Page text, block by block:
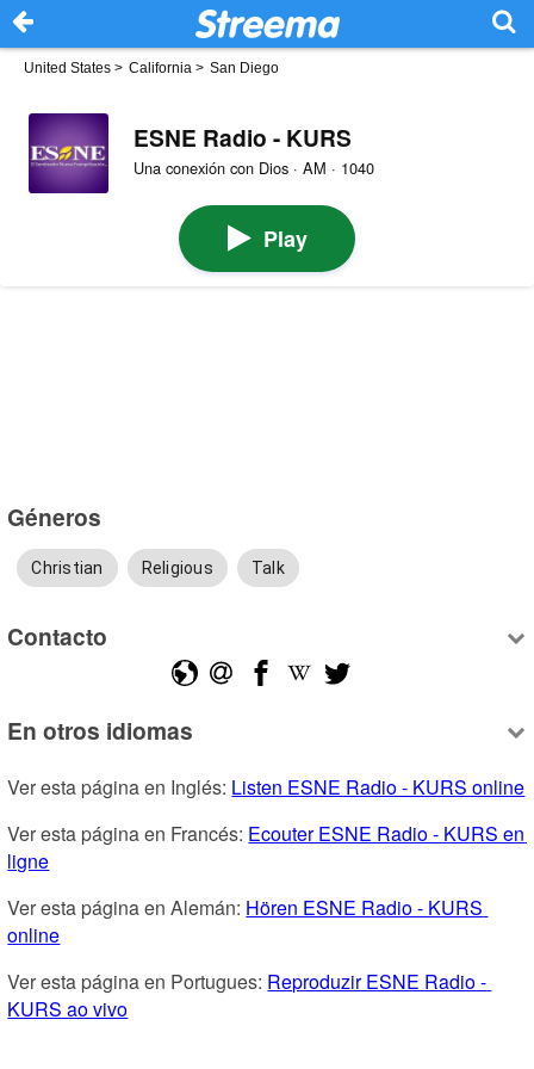
United States > California > San Diego
ESNE Radio - KURS
Una conexión con Dios · AM · 1040
Play
Géneros
Christian Religious Talk
Contacto
En otros idiomas
Ver esta página en Inglés: Listen ESNE Radio - KURS online
Ver esta página en Francés: Ecouter ESNE Radio - KURS en
ligne
Ver esta página en Alemán: Hören ESNE Radio - KURS
online
Ver esta página en Portugues: Reproduzir ESNE Radio -
KURS ao vivo